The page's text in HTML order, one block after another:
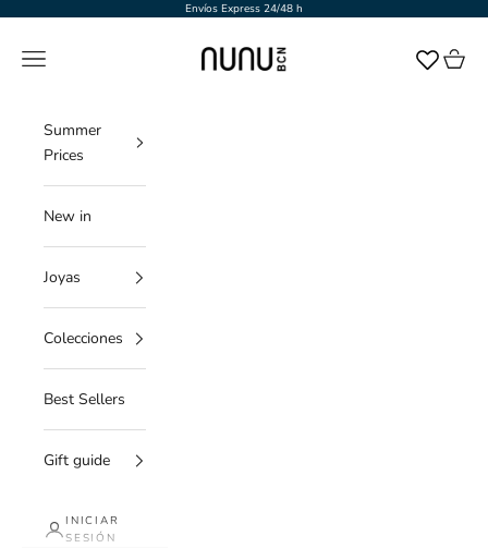
Envíos Express 24/48 h
NUNU BARCELONA
Menú Cesta
Summer
Prices
New in
Joyas
Colecciones
Best Sellers
Gift guide
INICIAR
SESIÓN